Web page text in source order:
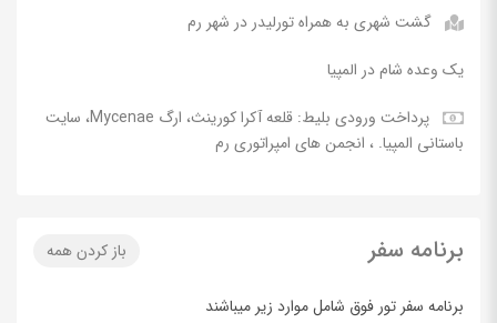
گشت شهری به همراه تورلیدر در شهر رم
یک وعده شام در المپیا
پرداخت ورودی بلیط: قلعه آکرا کورینث، ارگ Mycenae، سایت
باستانی المپیا. ، انجمن های امپراتوری رم
باز کردن همه برنامه سفر
برنامه سفر تور فوق شامل موارد زیر میباشند